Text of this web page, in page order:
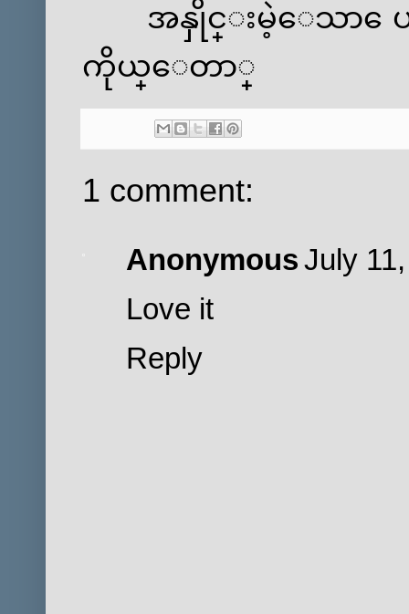
အနှိုင္းမဲ့ေသာ ေပ
ကိုယ္ေတာ္
1 comment:
AnonymousJuly
Love it
Reply